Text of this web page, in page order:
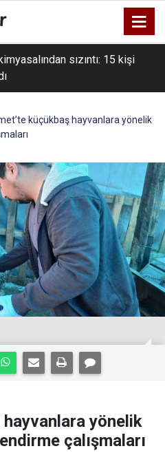
sızıntı: 15 kişi
küçükbaş hayvanlara yönelik
hayvanlara yönelik
çalışmaları